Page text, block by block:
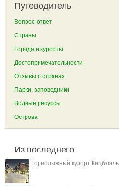
Путеводитель
Вопрос-ответ
Страны
Города и курорты
Достопримечательности
Отзывы о странах
Парки, заповедники
Водные ресурсы
Острова
Из последнего
Горнолыжный курорт Кицбюэль